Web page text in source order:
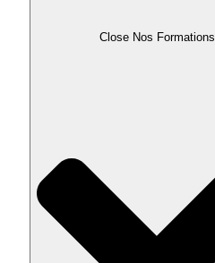
Close Nos Formations